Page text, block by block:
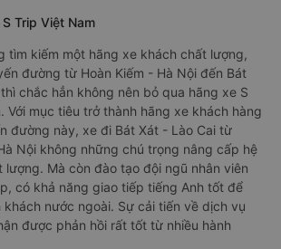
Trip Việt Nam
tìm kiếm một hãng xe khách chất lượng,
đường từ Hoàn Kiếm - Hà Nội đến Bát
chắc hẳn không nên bỏ qua hãng xe S
Với mục tiêu trở thành hãng xe khách hàng
đường này, xe đi Bát Xát - Lào Cai từ
Nội không những chú trọng nâng cấp hệ
lượng. Mà còn đào tạo đội ngũ nhân viên
có khả năng giao tiếp tiếng Anh tốt để
khách nước ngoài. Sự cải tiến về dịch vụ
được phản hồi rất tốt từ nhiều hành